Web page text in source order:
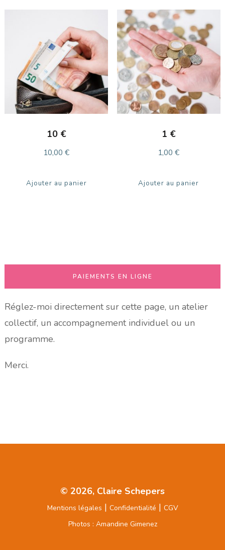
10 €
10,00€
Ajouter au panier
1 €
1,00€
Ajouter au panier
PAIEMENTS EN LIGNE
Réglez-moi directement sur cette page, un atelier
collectif, un accompagnement individuel ou un
programme.
Merci.
© 2026, Claire Schepers
Mentions légales | Confidentialité | CGV
Photos : Amandine Gimenez